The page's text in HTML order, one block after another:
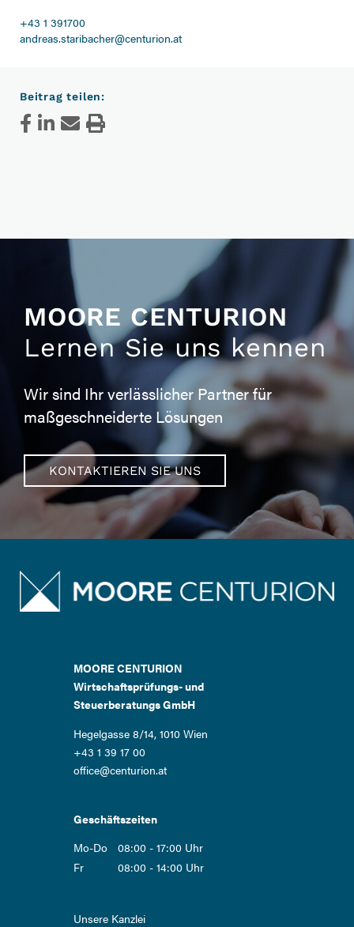
+43 1 391700
andreas.staribacher@centurion.at
Beitrag teilen:
MOORE CENTURION
Lernen Sie uns kennen
Wir sind Ihr verlässlicher Partner für
maßgeschneiderte Lösungen
KONTAKTIEREN SIE UNS
MOORE CENTURION
Wirtschaftsprüfungs- und
Steuerberatungs GmbH
Hegelgasse 8/14, 1010 Wien
+43 1 39 17 00
office@centurion.at
Geschäftszeiten
Mo-Do
08:00 - 17:00 Uhr
Fr
08:00 - 14:00 Uhr
Navigation
Unsere Kanzlei